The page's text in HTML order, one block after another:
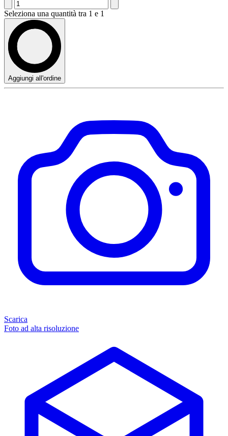
Seleziona una quantità tra 1 e 1
Aggiungi all'ordine
Scarica
Foto ad alta risoluzione